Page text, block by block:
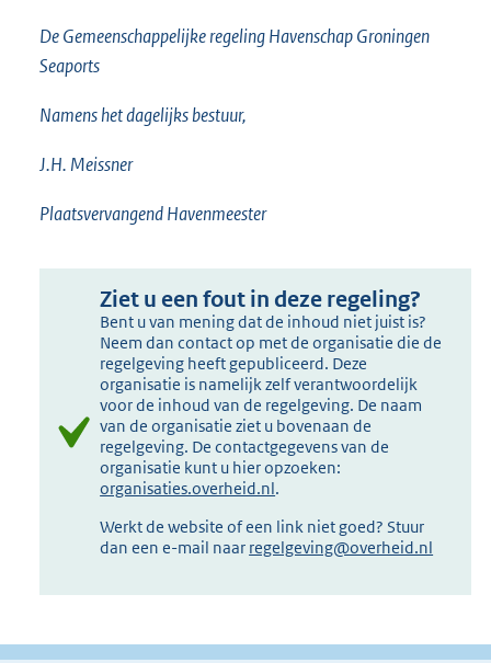
De Gemeenschappelijke regeling Havenschap Groningen
Seaports
Namens het dagelijks bestuur,
J.H. Meissner
Plaatsvervangend Havenmeester
Ziet u een fout in deze regeling?
Bent u van mening dat de inhoud niet juist is?
Neem dan contact op met de organisatie die de
regelgeving heeft gepubliceerd. Deze
organisatie is namelijk zelf verantwoordelijk
voor de inhoud van de regelgeving. De naam
van de organisatie ziet u bovenaan de
regelgeving. De contactgegevens van de
organisatie kunt u hier opzoeken:
organisaties.overheid.nl.
Werkt de website of een link niet goed? Stuur
dan een e-mail naar regelgeving@overheid.nl